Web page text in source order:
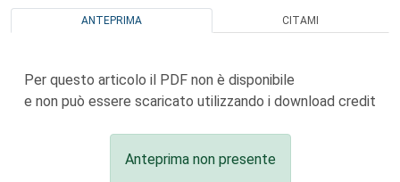
ANTEPRIMA CITAMI
Per questo articolo il PDF non è disponibile
e non può essere scaricato utilizzando i download credit
Anteprima non presente